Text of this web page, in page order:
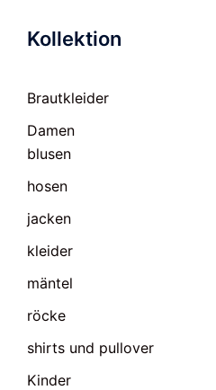
Kollektion
Brautkleider
Damen
blusen
hosen
jacken
kleider
mäntel
röcke
shirts und pullover
Kinder